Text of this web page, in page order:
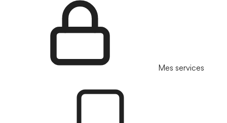
Mes services